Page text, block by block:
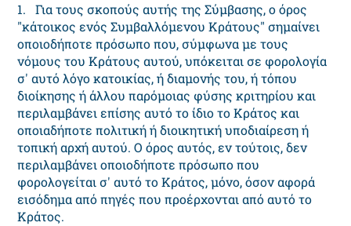
1. Για τους σκοπούς αυτής της Σύμβασης, ο όρος
"κάτοικος ενός Συμβαλλόμενου Κράτους" σημαίνει
οποιοδήποτε πρόσωπο που, σύμφωνα με τους
νόμους του Κράτους αυτού, υπόκειται σε φορολογία
σ' αυτό λόγο κατοικίας, ή διαμονής του, ή τόπου
διοίκησης ή άλλου παρόμοιας φύσης κριτηρίου και
περιλαμβάνει επίσης αυτό το ίδιο το Κράτος και
οποιαδήποτε πολιτική ή διοικητική υποδιαίρεση ή
τοπική αρχή αυτού. Ο όρος αυτός, εν τούτοις, δεν
περιλαμβάνει οποιοδήποτε πρόσωπο που
φορολογείται σ' αυτό το Κράτος, μόνο, όσον αφορά
εισόδημα από πηγές που προέρχονται από αυτό το
Κράτος.